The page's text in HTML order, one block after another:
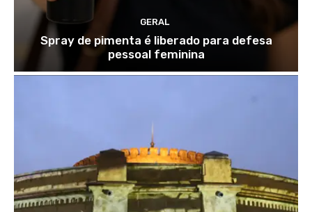
GERAL
Spray de pimenta é liberado para defesa
pessoal feminina